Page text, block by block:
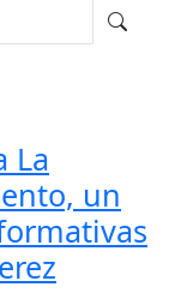
La
un